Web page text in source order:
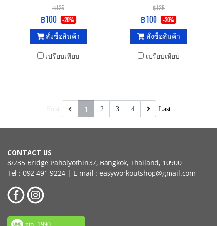
ผสมในการเต้น จะเหมาะ
สำหรับวัยรุ่น
฿125
฿100 -20%
สั่งซื้อสินค้า
เปรียบเทียบ
เสียงเพลงและท่าทางจะตรงกับ
จังหวะเพลง เหมาะสำหรับทุก
เพศทุกวัย
฿125
฿100 -20%
สั่งซื้อสินค้า
เปรียบเทียบ
1 2 3 4 Last
CONTACT US
8/235 Bridge Paholyothin37, Bangkok, Thailand, 10900
Tel : 092 491 9224 | E-mail : easyworkoutshop@gmail.com
ntp_1990